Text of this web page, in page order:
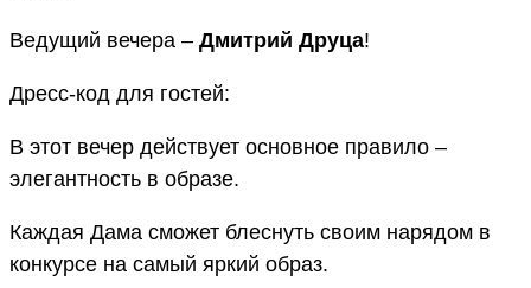
Ведущий вечера – Дмитрий Друца!
Дресс-код для гостей:
В этот вечер действует основное правило –
элегантность в образе.
Каждая Дама сможет блеснуть своим нарядом в
конкурсе на самый яркий образ.